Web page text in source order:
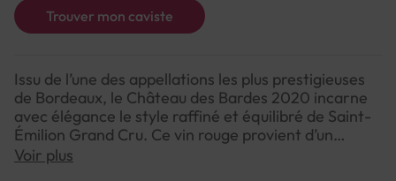
Trouver mon caviste
Issu de l’une des appellations les plus prestigieuses
de Bordeaux, le Château des Bardes 2020 incarne
avec élégance le style raffiné et équilibré de Saint-
Émilion Grand Cru. Ce vin rouge provient d’un
terroir exceptionnel, un plateau calcaire où les
Voir plus